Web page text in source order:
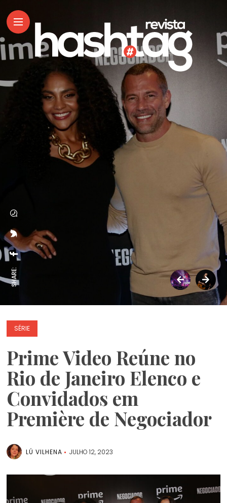
SHARE:
SÉRIE
Prime Video Reúne no
Rio de Janeiro Elenco e
Convidados em
Première de Negociador
LÚ VILHENA JULHO 12, 2023